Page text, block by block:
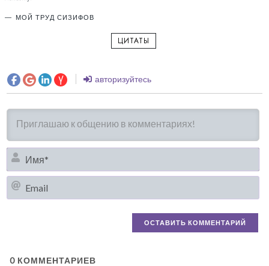
МОЙ ТРУД СИЗИФОВ
ЦИТАТЫ
авторизуйтесь
0 КОММЕНТАРИЕВ